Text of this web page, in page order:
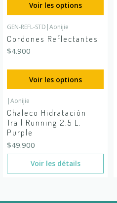
Voir les options
GEN-REFL-STD |Aonijie
Cordones Reflectantes
$4.900
Voir les options
En rupture de stock
|Aonijie
Chaleco Hidratación
Trail Running 2.5 L.
Purple
$49.900
Voir les détails